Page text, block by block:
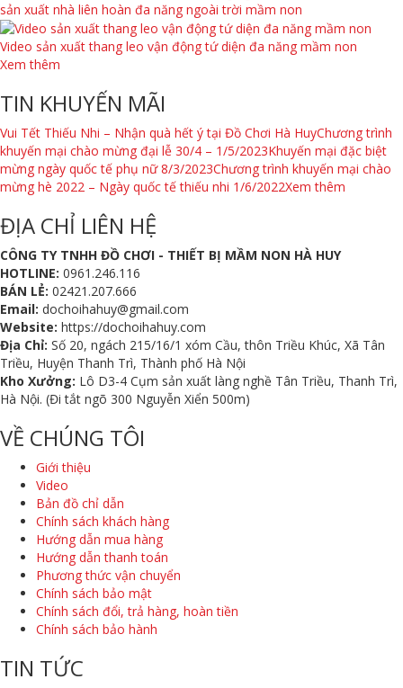
sản xuất nhà liên hoàn đa năng ngoài trời mầm non
Video sản xuất thang leo vận động tứ diện đa năng mầm non
Xem thêm
TIN KHUYẾN MÃI
Vui Tết Thiếu Nhi – Nhận quà hết ý tại Đồ Chơi Hà HuyChương trình
khuyến mại chào mừng đại lễ 30/4 – 1/5/2023Khuyến mại đặc biệt
mừng ngày quốc tế phụ nữ 8/3/2023Chương trình khuyến mại chào
mừng hè 2022 – Ngày quốc tế thiếu nhi 1/6/2022Xem thêm
ĐỊA CHỈ LIÊN HỆ
CÔNG TY TNHH ĐỒ CHƠI - THIẾT BỊ MẦM NON HÀ HUY
HOTLINE: 0961.246.116
BÁN LẺ: 02421.207.666
Email: dochoihahuy@gmail.com
Website: https://dochoihahuy.com
Địa Chỉ: Số 20, ngách 215/16/1 xóm Cầu, thôn Triều Khúc, Xã Tân
Triều, Huyện Thanh Trì, Thành phố Hà Nội
Kho Xưởng: Lô D3-4 Cụm sản xuất làng nghề Tân Triều, Thanh Trì,
Hà Nội. (Đi tắt ngõ 300 Nguyễn Xiển 500m)
VỀ CHÚNG TÔI
Giới thiệu
Video
Bản đồ chỉ dẫn
Chính sách khách hàng
Hướng dẫn mua hàng
Hướng dẫn thanh toán
Phương thức vận chuyển
Chính sách bảo mật
Chính sách đổi, trả hàng, hoàn tiền
Chính sách bảo hành
TIN TỨC